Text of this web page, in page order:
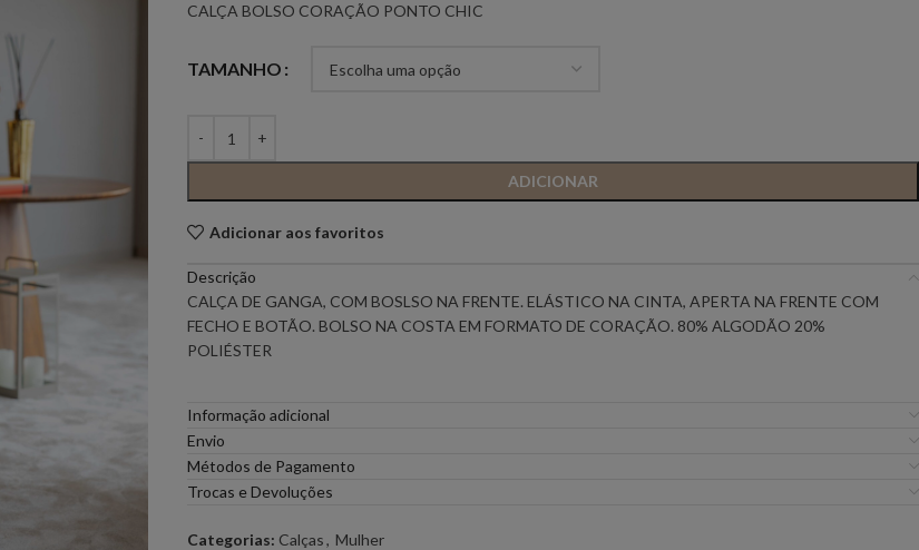
PONTO CHIC COLLECTION –
PONTO CHIC PREMIUM ANIYE BY
ELEH
GOA GOA
LOCOLUXO
SCOTCH & SODA SEMICOUTURE SIMONA
CALÇA BOLSO CORAÇÃO PONTO CHIC
TAMANHO
ADICIONAR
Adicionar aos favoritos
Descrição
CALÇA DE GANGA, COM BOSLSO NA FRENTE. ELÁSTICO NA CINTA, APERTA NA FRENTE COM
FECHO E BOTÃO. BOLSO NA COSTA EM FORMATO DE CORAÇÃO. 80% ALGODÃO 20%
POLIÉSTER
Informação adicional
Envio
Métodos de Pagamento
Trocas e Devoluções
Categorias: Calças, Mulher